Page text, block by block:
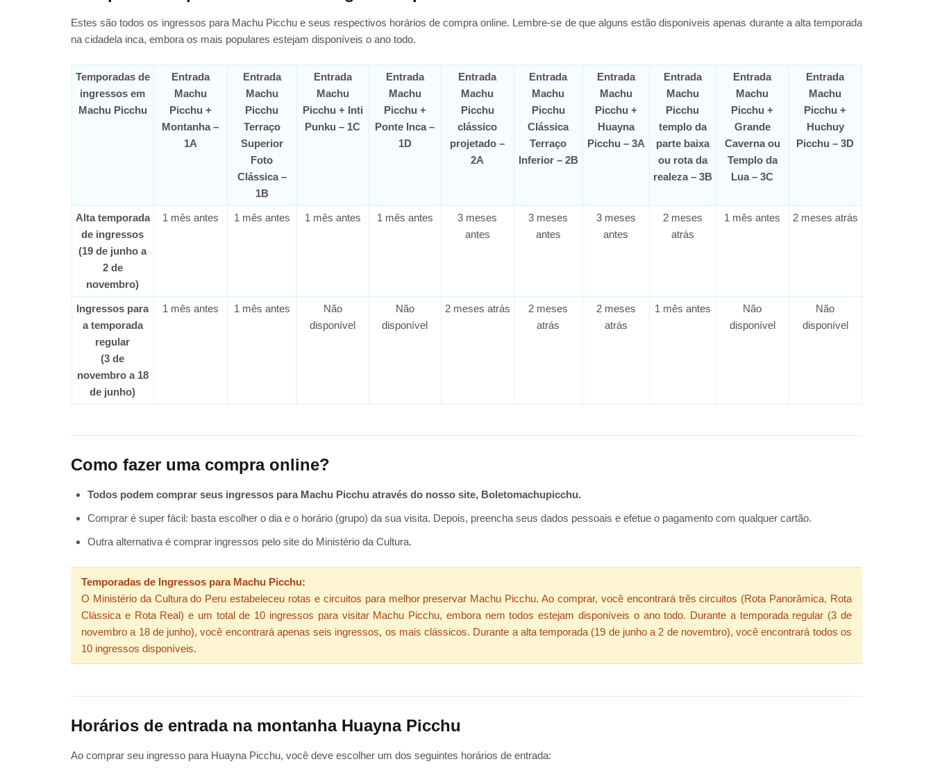
Estes são todos os ingressos para Machu Picchu e seus respectivos horários de compra online. Lembre-se de que alguns estão disponíveis apenas durante a alta temporada
na cidadela inca, embora os mais populares estejam disponíveis o ano todo.
Temporadas de
ingressos em
Machu Picchu
Entrada
Machu
Picchu +
Montanha –
1A
Entrada
Machu
Picchu
Terraço
Superior
Foto
Clássica –
1B
Entrada
Machu
Picchu + Inti
Punku – 1C
Entrada
Machu
Picchu +
Ponte Inca –
1D
Entrada
Machu
Picchu
clássico
projetado –
2A
Entrada
Machu
Picchu
Clássica
Terraço
Inferior – 2B
Entrada
Machu
Picchu +
Huayna
Picchu – 3A
Entrada
Machu
Picchu
templo da
parte baixa
ou rota da
realeza – 3B
Entrada
Machu
Picchu +
Grande
Caverna ou
Templo da
Lua – 3C
Entrada
Machu
Picchu +
Huchuy
Picchu – 3D
Alta temporada
de ingressos
(19 de junho a
2 de
novembro)
1 mês antes 1 mês antes 1 mês antes 1 mês antes
3 meses
antes
3 meses
antes
3 meses
antes
2 meses
atrás
1 mês antes 2 meses atrás
Ingressos para
a temporada
regular
(3 de
novembro a 18
de junho)
1 mês antes 1 mês antes
Não
disponível
Não
disponível
2 meses atrás
2 meses
atrás
2 meses
atrás
1 mês antes
Não
disponível
Não
disponível
Como fazer uma compra online?
Todos podem comprar seus ingressos para Machu Picchu através do nosso site, Boletomachupicchu.
Comprar é super fácil: basta escolher o dia e o horário (grupo) da sua visita. Depois, preencha seus dados pessoais e efetue o pagamento com qualquer cartão.
Outra alternativa é comprar ingressos pelo site do Ministério da Cultura.
Temporadas de Ingressos para Machu Picchu:
O Ministério da Cultura do Peru estabeleceu rotas e circuitos para melhor preservar Machu Picchu. Ao comprar, você encontrará três circuitos (Rota Panorâmica, Rota
Clássica e Rota Real) e um total de 10 ingressos para visitar Machu Picchu, embora nem todos estejam disponíveis o ano todo. Durante a temporada regular (3 de
novembro a 18 de junho), você encontrará apenas seis ingressos, os mais clássicos. Durante a alta temporada (19 de junho a 2 de novembro), você encontrará todos os
10 ingressos disponíveis.
Horários de entrada na montanha Huayna Picchu
Ao comprar seu ingresso para Huayna Picchu, você deve escolher um dos seguintes horários de entrada: